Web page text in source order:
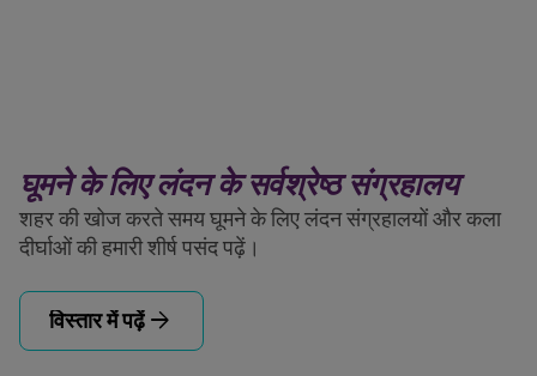
घूमने के लिए लंदन के सर्वश्रेष्ठ संग्रहालय
शहर की खोज करते समय घूमने के लिए लंदन संग्रहालयों और कला
दीर्घाओं की हमारी शीर्ष पसंद पढ़ें।
विस्तार में पढ़ें arrow_forward